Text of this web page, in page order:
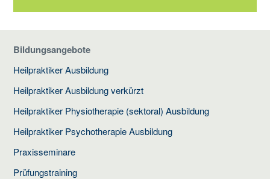
Bildungsangebote
Heilpraktiker Ausbildung
Heilpraktiker Ausbildung verkürzt
Heilpraktiker Physiotherapie (sektoral) Ausbildung
Heilpraktiker Psychotherapie Ausbildung
Praxisseminare
Prüfungstraining